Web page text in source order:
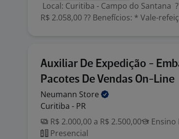
Local: Curitiba - Campo do Santana
R$ 2.058,00 ?? Benefícios: * Vale-
Auxiliar De Expedição -
Pacotes De Vendas On-Line
Neumann Store
Curitiba - PR
R$ 2.000,00 a R$ 2.500,00
Ensino
Presencial